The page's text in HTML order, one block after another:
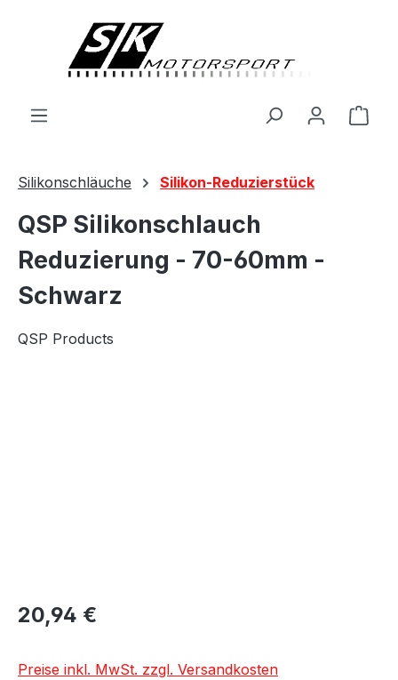
Silikonschläuche Silikon-Reduzierstück
QSP Silikonschlauch
Reduzierung - 70-60mm -
Schwarz
QSP Products
20,94 €
Preise inkl. MwSt. zzgl. Versandkosten